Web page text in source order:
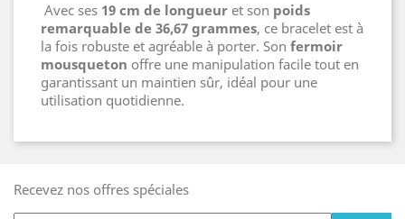
Avec ses 19 cm de longueur et son poids
remarquable de 36,67 grammes, ce bracelet est à
la fois robuste et agréable à porter. Son fermoir
mousqueton offre une manipulation facile tout en
garantissant un maintien sûr, idéal pour une
utilisation quotidienne.
Recevez nos offres spéciales